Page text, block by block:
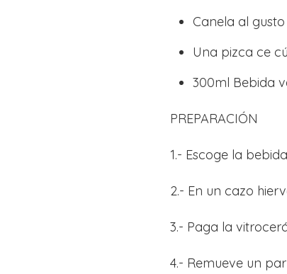
Canela al gusto
Una pizca ce
300ml Bebida
PREPARACIÓN
1.- Escoge la
2.- En un cazo
3.- Paga la
4.- Remueve un